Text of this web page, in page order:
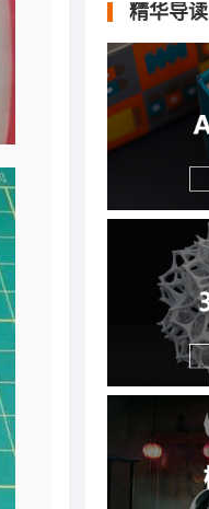
精华导读